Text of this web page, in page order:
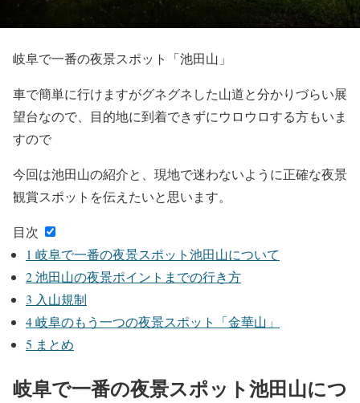
岐阜で一番の夜景スポット「池田山」
車で簡単に行けますがグネグネした山道と分かりづらい展
望台なので、目的地に到着できずにウロウロする方もいま
すので
今回は池田山の紹介と、現地で迷わないように正確な夜景
観賞スポットを伝えたいと思います。
目次
1 岐阜で一番の夜景スポット池田山について
2池田山の夜景ポイントまでの行き方
3 入山規制
4岐阜のもう一つの夜景スポット「金華山」
5 まとめ
岐阜で一番の夜景スポット池田山につ